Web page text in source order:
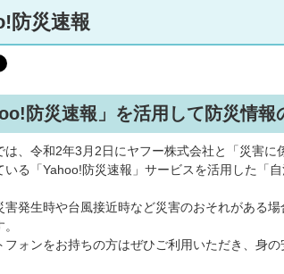
防災速報
防災速報」を活用して防災情報
、令和2年3月2日にヤフー株式会社と「災害に
いる「Yahoo!防災速報」サービスを活用した「
発生時や台風接近時など災害のおそれがある
ォンをお持ちの方はぜひご利用いただき、身の